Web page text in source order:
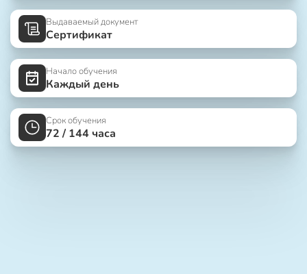
Выдаваемый документ
Сертификат
Начало обучения
Каждый день
Срок обучения
72 / 144 часа